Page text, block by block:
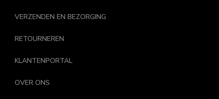
VERZENDEN EN BEZORGING
RETOURNEREN
KLANTENPORTAL
OVER ONS